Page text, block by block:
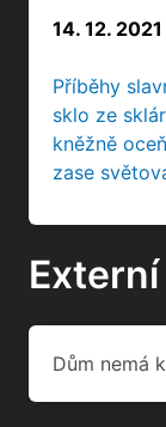
14. 12. 2021
Příběhy
sklo ze
kněžně
zase
Dům nemá